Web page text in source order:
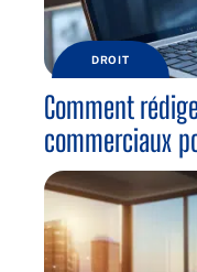
DROIT
Comment
commerciaux